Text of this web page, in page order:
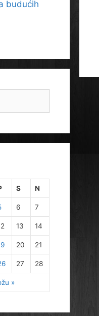
budućih
S N
»
6 7
13 14
20 21
27 28